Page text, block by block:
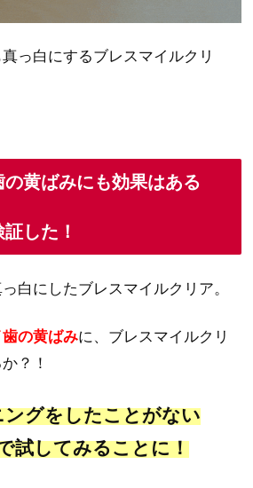
っ白にするブレスマイルクリ
の黄ばみにも効果はある
した！
白にしたブレスマイルクリア。
歯の黄ばみに、ブレスマイルクリ
？！
グをしたことがない
試してみることに！